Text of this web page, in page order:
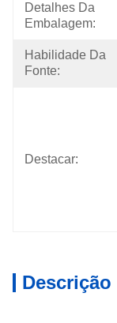
Detalhes Da
Embalagem:
Habilidade Da
Fonte:
Destacar: